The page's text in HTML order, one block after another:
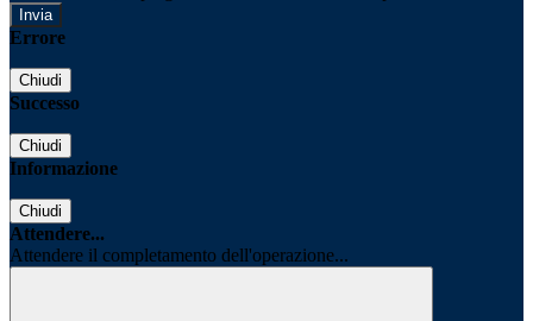
Errore
Chiudi
Successo
Chiudi
Informazione
Chiudi
Attendere...
Attendere il completamento dell'operazione...